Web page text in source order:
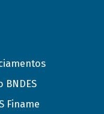
BNDES
Finame